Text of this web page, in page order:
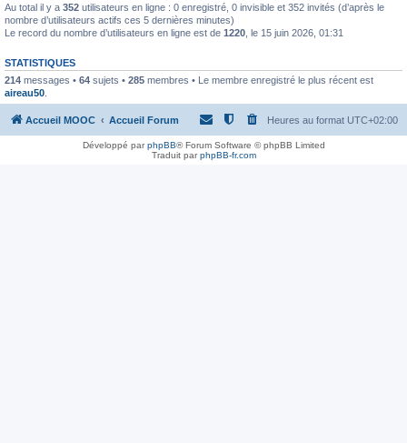
Au total il y a 352 utilisateurs en ligne : 0 enregistré, 0 invisible et 352 invités (d’après le
nombre d’utilisateurs actifs ces 5 dernières minutes)
Le record du nombre d’utilisateurs en ligne est de 1220 , le 15 juin 2026, 01:31
STATISTIQUES
214 messages • 64 sujets • 285 membres • Le membre enregistré le plus récent est
aireau50
Accueil MOOC Accueil Forum Heures au format UTC+02:00
Développé parphpBB® Forum Software © phpBB Limited
Traduit parphpBB-fr.com